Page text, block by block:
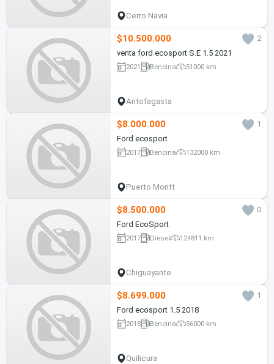
Cerro Navia
$10.500.000
2
venta ford ecosport S.E 1.5 2021
2021 Bencina 51000 km
Antofagasta
$8.000.000
1
Ford ecosport
2017 Bencina 132000 km
Puerto Montt
$8.500.000
0
Ford EcoSport
2017 Diesel 124811 km
Chiguayante
$8.699.000
1
Ford ecosport 1.5 2018
2018 Bencina 56000 km
Quilicura